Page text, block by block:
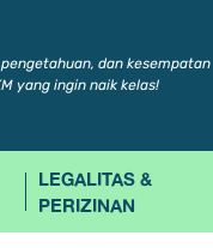
dan kesempatan
yang ingin naik kelas!
LEGALITAS &
PERIZINAN